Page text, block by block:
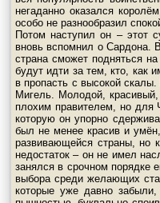
негаданно оказался
особо не разнообразил
Потом наступил он – этот
вновь вспомнил о Сардона.
страна сможет подняться
будут идти за тем, кто, как
в пропасть с высокой
Мигель. Молодой,
плохим правителем, но для
которую он упорно
был не менее красив и
развивающейся страны, но
недостаток – он не имел
занялся в срочном порядке
выбора среди желающих
которые уже давно